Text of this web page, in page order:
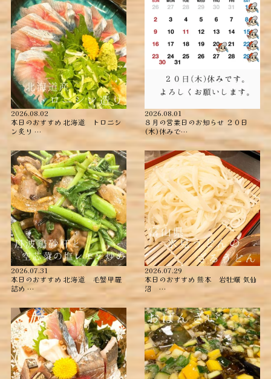
2026.08.02
本日のおすすめ ︎北海道 トロニシ
ン炙り …
2026.08.01
８月の営業日のお知らせ ２０日
(木)休みで…
2026.07.31
本日のおすすめ ︎北海道 毛蟹甲羅
詰め ︎…
2026.07.29
本日のおすすめ ︎熊本 岩牡蠣 ︎気仙
沼 …